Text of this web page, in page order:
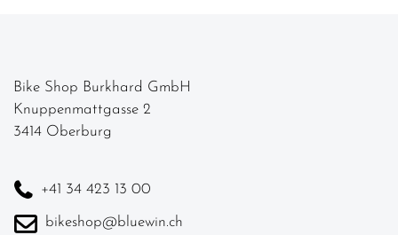
Bike Shop Burkhard GmbH
Knuppenmattgasse 2
3414 Oberburg
+41 34 423 13 00
bikeshop@bluewin.ch